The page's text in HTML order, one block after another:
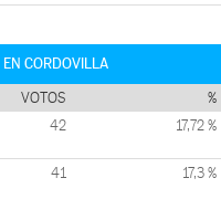
CORDOVILLA
VOTOS %
42 17,72 %
41 17,3 %